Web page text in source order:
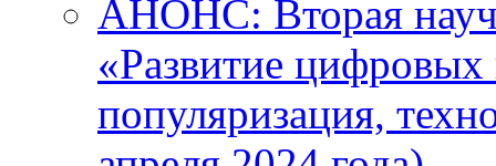
АНОНС: Вторая
«Развитие цифровых
популяризация,